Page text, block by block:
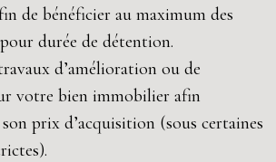
de bénéficier au maximum des
durée de détention.
d’amélioration ou de
votre bien immobilier afin
prix d’acquisition (sous certaines